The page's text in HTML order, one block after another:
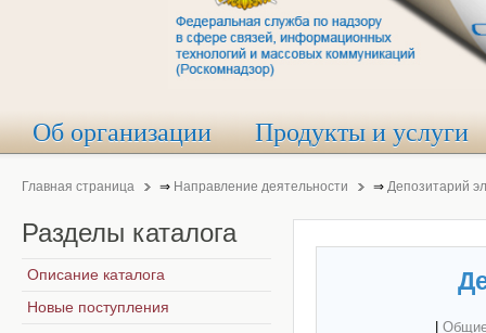
Об организации Продукты и услуги
Главная страница ⇒ Направление деятельности ⇒ Депозитарий
Разделы каталога
Описание каталога
Новые поступления